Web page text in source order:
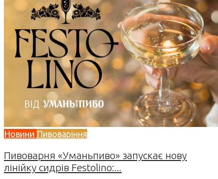
Новини Пивоваріння
Пивоварня «Уманьпиво» запускає нову
лінійку сидрів Festolino:...